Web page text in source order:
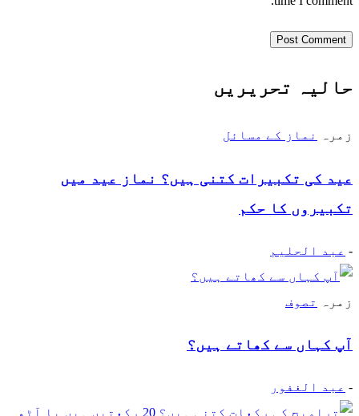
حالیہ تحریریں
زمرہ نماز کے مسائل
عید کی تکبیرات کتنی ہیں؟ نماز عید میں
تکبیروں کا حکم
- عبد الحلیم
زمرہ تصوف
آپ کہاں سے کھاتے ہیں؟
- عبد الغفور